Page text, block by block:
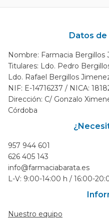
Datos
Nombre: Farmacia Bergillos
Titulares: Ldo. Pedro
Ldo. Rafael Bergillos
NIF: E-14716237 / NICA:
Dirección: C/ Gonzalo
Córdoba
957 944 601
626 405 143
info@farmaciabarata.es
L-V: 9:00-14:00 h / 16:00-
Nuestro equipo